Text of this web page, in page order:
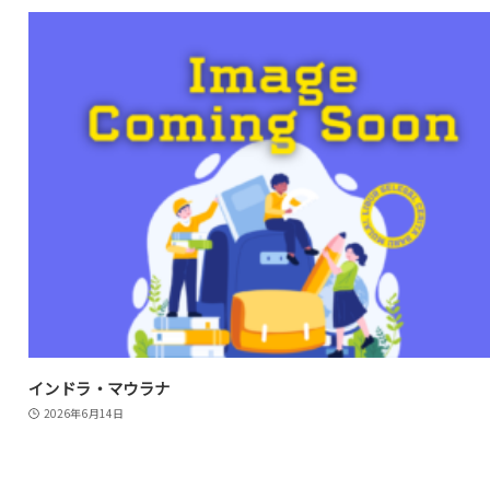
インドラ・マウラナ
2026年6月14日